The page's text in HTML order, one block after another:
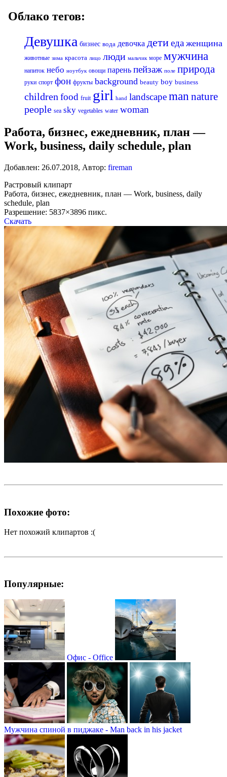
Облако тегов:
Девушка бизнес вода девочка детиеда женщина
животные зима красота лицо люди мальчик море мужчина
напиток небо ноутбук овощи парень пейзаж поле природа
руки спорт фон фрукты background beauty boy business
childrenfood fruit girl hand landscapeman nature
people sea sky vegetables water woman
Работа, бизнес, ежедневник, план —
Work, business, daily schedule, plan
Добавлен: 26.07.2018, Автор: fireman
Растровый клипарт
Работа, бизнес, ежедневник, план — Work, business, daily
schedule, plan
Разрешение: 5837×3896 пикс.
Скачать
Похожие фото:
Нет похожий клипартов :(
Популярные:
Офис - Office
Мужчина спиной в пиджаке - Man back in his jacket